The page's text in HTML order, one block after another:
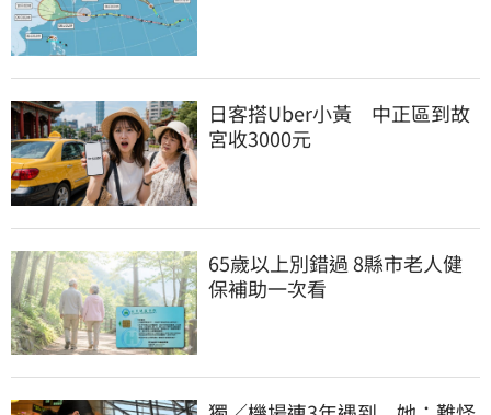
日客搭Uber小黃　中正區到故
宮收3000元
65歲以上別錯過 8縣市老人健
保補助一次看